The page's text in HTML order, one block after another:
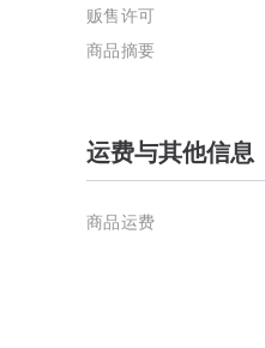
贩售许可
商品摘要
运费与其他信息
商品运费